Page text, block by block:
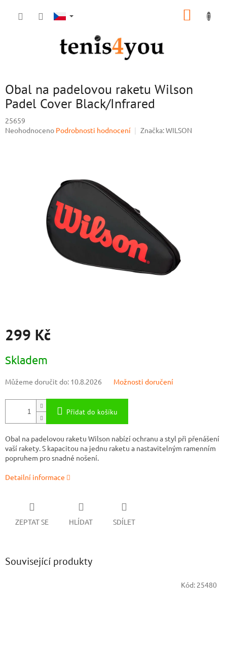
Obal na padelovou raketu Wilson
Padel Cover Black/Infrared
25659
Průměrné
Neohodnoceno Podrobnosti hodnocení Značka:WILSON
299 Kč
cena:
Skladem
Můžeme doručit do: 10.8.2026 Možnosti doručení
Přidat do košíku
Obal na padelovou raketu Wilson nabízí ochranu a styl při přenášení
vaší rakety. S kapacitou na jednu raketu a nastavitelným ramenním
popruhem pro snadné nošení.
Detailní informace
ZEPTAT SE HLÍDAT SDÍLET
Související produkty
Kód: 25480